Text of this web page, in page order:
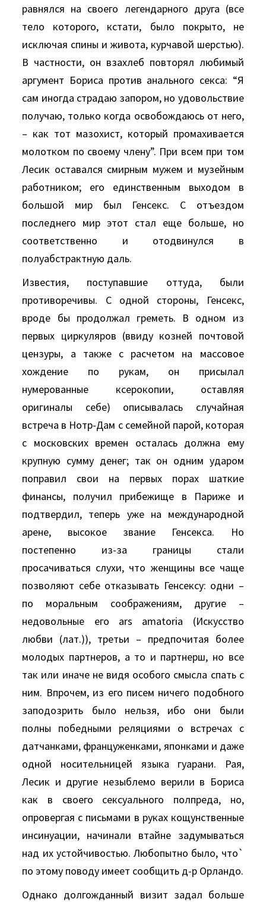
равнялся на своего легендарного друга (все
тело которого, кстати, было покрыто, не
исключая спины и живота, курчавой шерстью).
В частности, он взахлеб повторял любимый
аргумент Бориса против анального секса: “Я
сам иногда страдаю запором, но удовольствие
получаю, только когда освобождаюсь от него,
– как тот мазохист, который промахивается
молотком по своему члену”. При всем при том
Лесик оставался смирным мужем и музейным
работником; его единственным выходом в
большой мир был Генсекс. С отъездом
последнего мир этот стал еще больше, но
соответственно и отодвинулся в
полуабстрактную даль.
Известия, поступавшие оттуда, были
противоречивы. С одной стороны, Генсекс,
вроде бы продолжал греметь. В одном из
первых циркуляров (ввиду козней почтовой
цензуры, а также с расчетом на массовое
хождение по рукам, он присылал
нумерованные ксерокопии, оставляя
оригиналы себе) описывалась случайная
встреча в Hотр-Дам с семейной парой, которая
с московских времен осталась должна ему
крупную сумму денег; так он одним ударом
поправил свои на первых порах шаткие
финансы, получил прибежище в Париже и
подтвердил, теперь уже на международной
арене, высокое звание Генсекса. Hо
постепенно из-за границы стали
просачиваться слухи, что женщины все чаще
позволяют себе отказывать Генсексу: одни –
по моральным соображениям, другие –
недовольные его аrs аmаtоriа (Искусство
любви (лат.)), третьи – предпочитая более
молодых партнеров, а то и партнерш, но все
так или иначе не видя особого смысла спать с
ним. Впрочем, из его писем ничего подобного
заподозрить было нельзя, ибо они были
полны победными реляциями о встречах с
датчанками, француженками, японками и даже
одной носительницей языка гуарани. Рая,
Лесик и другие незыблемо верили в Бориса
как в своего сексуального полпреда, но,
опровергая с письмами в руках кощунственные
инсинуации, начинали втайне задумываться
над их устойчивостью. Любопытно было, что`
по этому поводу имеет сообщить д-р Орландо.
Однако долгожданный визит задал больше